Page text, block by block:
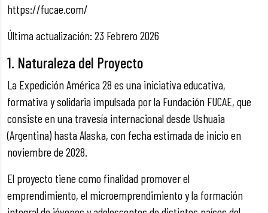
https://fucae.com/
Última actualización: 23 Febrero 2026
1. Naturaleza del Proyecto
La Expedición América 28 es una iniciativa educativa,
formativa y solidaria impulsada por la Fundación FUCAE, que
consiste en una travesía internacional desde Ushuaia
(Argentina) hasta Alaska, con fecha estimada de inicio en
noviembre de 2028.
El proyecto tiene como finalidad promover el
emprendimiento, el microemprendimiento y la formación